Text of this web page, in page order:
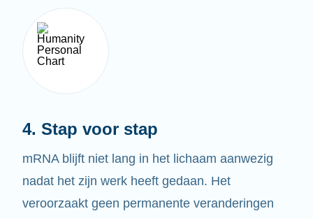
4. Stap voor stap
mRNA blijft niet lang in het lichaam aanwezig
nadat het zijn werk heeft gedaan. Het
veroorzaakt geen permanente veranderingen